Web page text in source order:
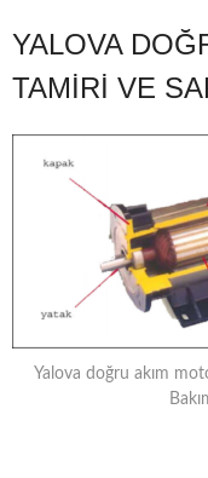
YALOVA
TAMIRI VE
Yalova doğru akım